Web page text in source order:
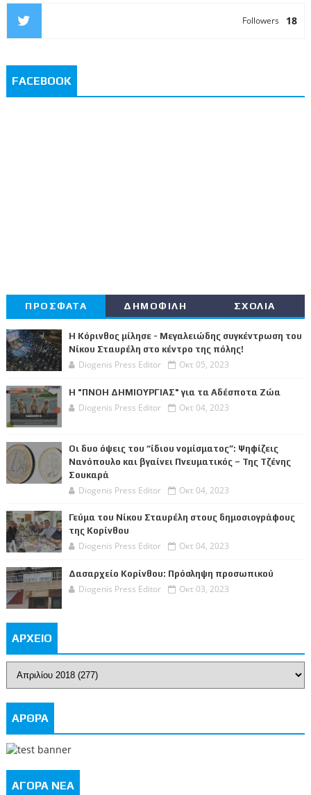
18
Followers
FACEBOOK
ΠΡΟΣΦΑΤΑ ΔΗΜΟΦΙΛΗ ΣΧΟΛΙΑ
Η Κόρινθος μίλησε - Μεγαλειώδης συγκέντρωση του
Νίκου Σταυρέλη στο κέντρο της πόλης!
Diogenis Press Editor Οκτ 05, 2023
Η "ΠΝΟΗ ΔΗΜΙΟΥΡΓΙΑΣ" για τα Αδέσποτα Ζώα
Diogenis Press Editor Οκτ 04, 2023
Οι δυο όψεις του “ίδιου νομίσματος”: Ψηφίζεις
Νανόπουλο και βγαίνει Πνευματικός – Της Τζένης
Σουκαρά
Diogenis Press Editor Οκτ 04, 2023
Γεύμα του Νίκου Σταυρέλη στους δημοσιογράφους
της Κορίνθου
Diogenis Press Editor Οκτ 04, 2023
Δασαρχείο Κορίνθου: Πρόσληψη προσωπικού
Diogenis Press Editor Οκτ 03, 2023
ΑΡΧΕΙΟ
ΑΡΘΡΑ
ΑΓΟΡΑ ΝΕΑ